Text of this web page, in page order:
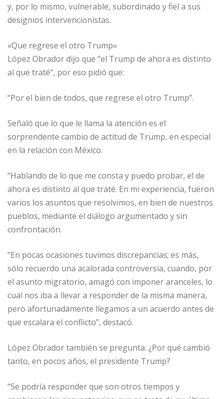
y, por lo mismo, vulnerable, subordinado y fiel a sus
designios intervencionistas.
«Que regrese el otro Trump»
López Obrador dijo que “el Trump de ahora es distinto
al que traté”, por eso pidió que:
“Por el bien de todos, que regrese el otro Trump”.
Señaló que lo que le llama la atención es el
sorprendente cambio de actitud de Trump, en especial
en la relación con México.
“Hablando de lo que me consta y puedo probar, el de
ahora es distinto al que traté. En mi experiencia, fueron
varios los asuntos que resolvimos, en bien de nuestros
pueblos, mediante el diálogo argumentado y sin
confrontación.
“En pocas ocasiones tuvimos discrepancias; es más,
sólo recuerdo una acalorada controversia, cuando, por
el asunto migratorio, amagó con imponer aranceles, lo
cual nos iba a llevar a responder de la misma manera,
pero afortunadamente llegamos a un acuerdo antes de
que escalara el conflicto”, destacó.
López Obrador también se pregunta: ¿Por qué cambió
tanto, en pocos años, el presidente Trump?
“Se podría responder que son otros tiempos y